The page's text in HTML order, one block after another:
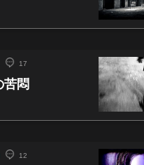
17
苦悶
12